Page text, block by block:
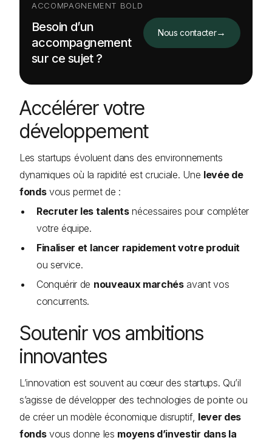
ACCOMPAGNEMENT BOLD
Besoin d’un
accompagnement
sur ce sujet ?
Nous contacter→
Accélérer votre
développement
Les startups évoluent dans des environnements
dynamiques où la rapidité est cruciale. Une levée de
fondsvous permet de :
Recruter les talentsnécessaires pour compléter
votre équipe.
Finaliser et lancer rapidement votre produit
ou service.
Conquérir de nouveaux marchésavant vos
concurrents.
Soutenir vos ambitions
innovantes
L’innovation est souvent au cœur des startups. Qu’il
s’agisse de développer des technologies de pointe ou
de créer un modèle économique disruptif, lever des
fondsvous donne les moyens d’investir dans la